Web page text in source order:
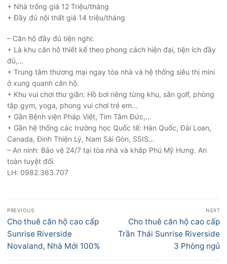
+ Nhà trống giá 12 Triệu/tháng
+ Đầy đủ nội thất giá 14 triệu/tháng
– Căn hộ đầy đủ tiện nghi:
+ Là khu căn hộ thiết kế theo phong cách hiện đại, tiện ích đầy
đủ,…
+ Trung tâm thương mại ngay tòa nhà và hệ thống siêu thị mini
ở xung quanh căn hộ.
+ Khu vui chơi thư giãn: Hồ bơi riêng từng khu, sân golf, phòng
tập gym, yoga, phong vui chơi trẻ em…
+ Gần Bệnh viện Pháp Việt, Tim Tâm Đức,…
+ Gần hệ thống các trường học Quốc tế: Hàn Quốc, Đài Loan,
Canada, Đinh Thiện Lý, Nam Sài Gòn, SSIS…
– An ninh: Bảo vệ 24/7 tại tòa nhà và khắp Phú Mỹ Hưng. An
toàn tuyệt đối.
LH: 0982.363.707
Điều
hướng
bài
viết
PREVIOUS
Previous
post:
Cho thuê căn hộ cao cấp
Sunrise Riverside
Novaland, Nhà Mới 100%
NEXT
Next
post:
Cho thuê căn hộ cao cấp
Trần Thái Sunrise Riverside
3 Phòng ngủ